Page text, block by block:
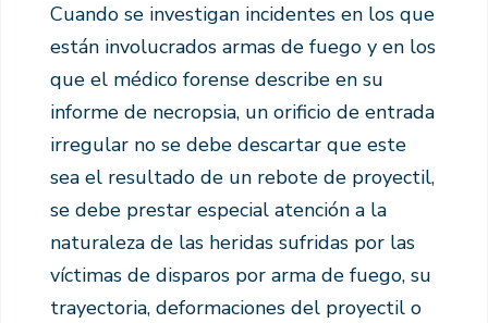
Cuando se investigan incidentes en los que
están involucrados armas de fuego y en los
que el médico forense describe en su
informe de necropsia, un orificio de entrada
irregular no se debe descartar que este
sea el resultado de un rebote de proyectil,
se debe prestar especial atención a la
naturaleza de las heridas sufridas por las
víctimas de disparos por arma de fuego, su
trayectoria, deformaciones del proyectil o